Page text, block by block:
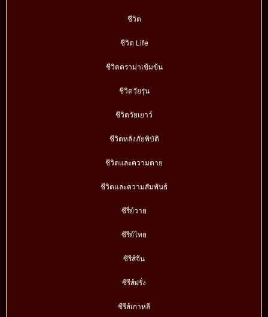
ชีวิต
ชีวิต Life
ชีวิตดราม่าเข้มข้น
ชีวิตวัยรุ่น
ชีวิตวัยเยาว์
ชีวิตหลังภัยพิบัติ
ชีวิตและความตาย
ชีวิตและความสัมพันธ์
ซีรี่ย์วาย
ซีรีย์ไทย
ซีรีส์จีน
ซีรีส์ฝรั่ง
ซีรีส์เกาหลี